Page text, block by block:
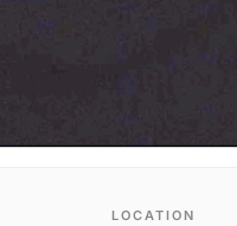
LOCATION